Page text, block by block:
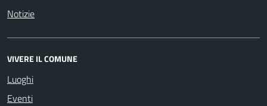
Notizie
VIVERE IL COMUNE
Luoghi
Eventi